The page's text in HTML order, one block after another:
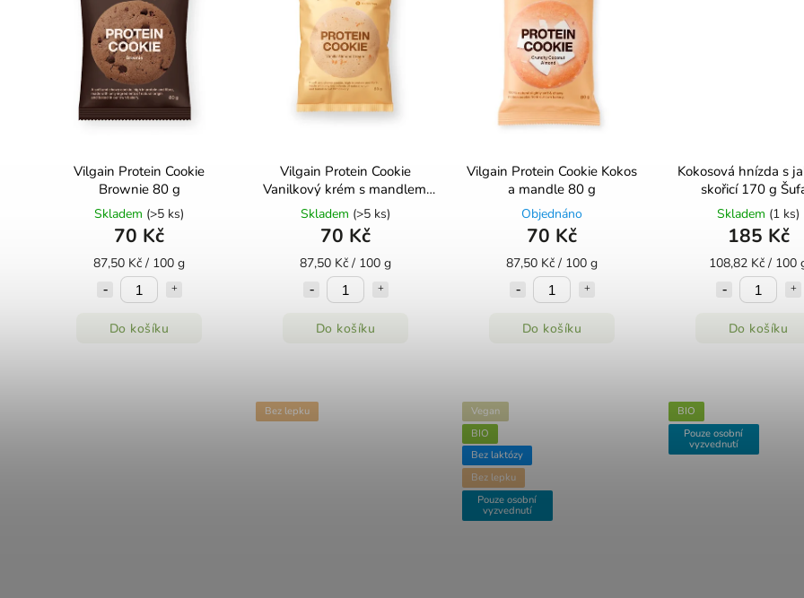
Vilgain Protein Cookie
Brownie 80 g
Skladem (>5 ks)
70 Kč
87,50 Kč / 100 g
Do košíku
Vilgain Protein Cookie
Vanilkový krém s mandlemi
80 g
Skladem (>5 ks)
70 Kč
87,50 Kč / 100 g
Do košíku
Vilgain Protein Cookie Kokos
a mandle 80 g
Objednáno
70 Kč
87,50 Kč / 100 g
Do košíku
Kokosová hnízda s
skořicí 170 g
Skladem (1 ks)
185 Kč
108,82 Kč / 100
Do košíku
Bez lepku
Vegan
BIO
Bez laktózy
Bez lepku
Pouze osobní
vyzvednutí
BIO
Pouze osobní
vyzvednutí